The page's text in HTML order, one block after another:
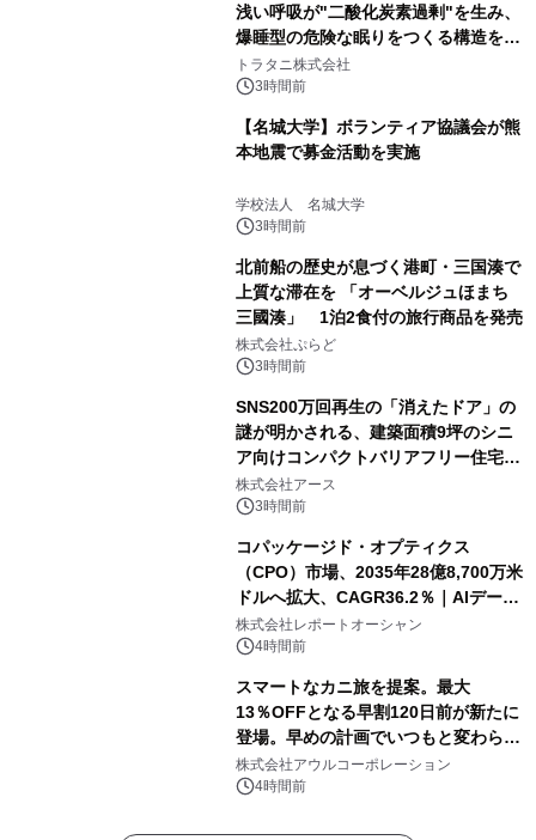
浅い呼吸が"二酸化炭素過剰"を生み、
爆睡型の危険な眠りをつくる構造を解
説
トラタニ株式会社
3時間前
【名城大学】ボランティア協議会が熊
本地震で募金活動を実施
学校法人 名城大学
3時間前
北前船の歴史が息づく港町・三国湊で
上質な滞在を 「オーベルジュほまち
三國湊」 1泊2食付の旅行商品を発売
株式会社ぷらど
3時間前
SNS200万回再生の「消えたドア」の
謎が明かされる、建築面積9坪のシニ
ア向けコンパクトバリアフリー住宅が
誕生
株式会社アース
3時間前
コパッケージド・オプティクス
（CPO）市場、2035年28億8,700万米
ドルへ拡大、CAGR36.2％｜AIデータ
センター・高速光通信需要が成長を加
速
株式会社レポートオーシャン
4時間前
スマートなカニ旅を提案。最大
13％OFFとなる早割120日前が新たに
登場。早めの計画でいつもと変わらぬ
大人の冬旅を。ー夕日ヶ浦温泉「佳松
苑 別邸ふうか」ー
株式会社アウルコーポレーション
4時間前